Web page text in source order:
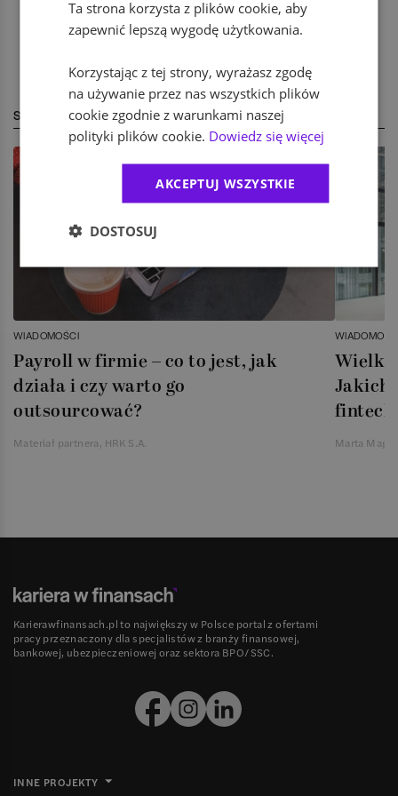
STREFA EKSPERTA
WIADOMOŚCI
Payroll w firmie – co to jest, jak
działa i czy warto go
outsourcować?
Materiał partnera, HRK S.A.
Jakich
Marta
Karierawfinansach.pl to największy w Polsce portal z ofertami
pracy przeznaczony dla specjalistów z branży finansowej,
bankowej, ubezpieczeniowej oraz sektora BPO/SSC.
INNE PROJEKTY
Ta strona korzysta z plików cookie, aby
zapewnić lepszą wygodę użytkowania.
Korzystając z tej strony, wyrażasz zgodę
na używanie przez nas wszystkich plików
cookie zgodnie z warunkami naszej
polityki plików cookie. Dowiedz się więcej
AKCEPTUJ WSZYSTKIE
DOSTOSUJ